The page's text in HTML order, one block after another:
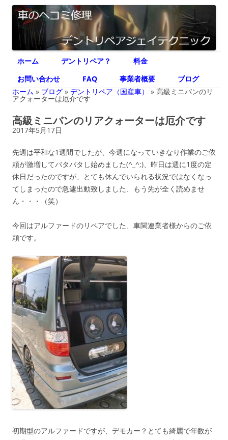
デントリペア ジェイテクニック
車のヘコミ修理専門 神奈川県横浜市 デントリペア ジェイテクニック
ン
ツ
へ
ス
プ
ホーム デントリペア？
料金
お問い合わせ
FAQ 事業者概要
ブログ
ホーム » ブログ » デントリペア（国産車） » 高級ミニバンのリ
アクォーターは厄介です
高級ミニバンのリアクォーターは厄介です
2017年5月17日
先週は平和な1週間でしたが、今週になっていきなり作業のご依
頼が激増してバタバタし始めました(^_^;)、昨日は週に1度の定
休日だったのですが、とても休んでいられる状況ではなくなっ
てしまったので急遽出動致しました、もう先が全く読めませ
ん・・・（笑）
今回はアルファードのリペアでした、車関連業者様からのご依
頼です。
初期型のアルファードですが、デモカー？とても綺麗で年数が